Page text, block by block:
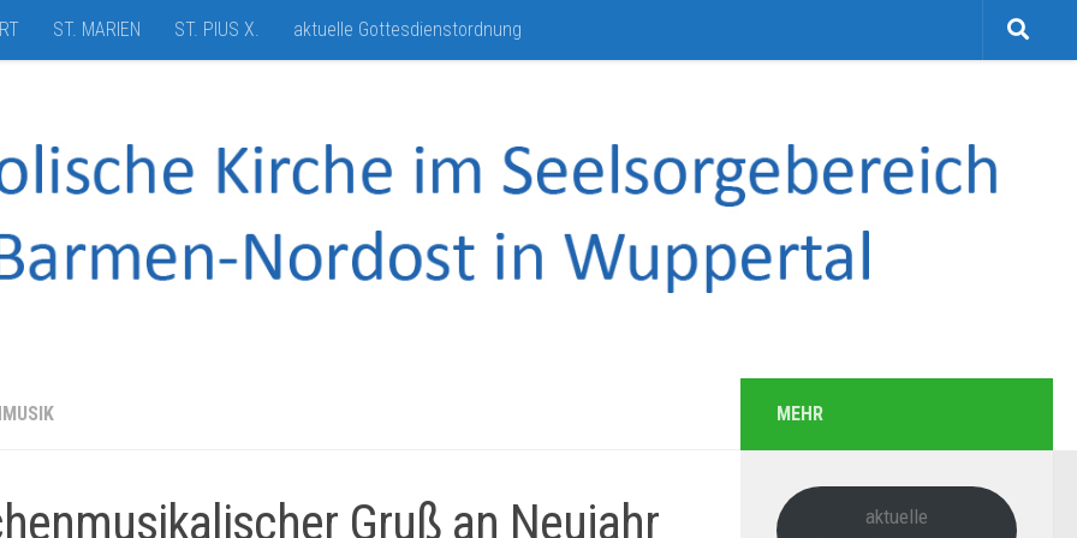
ST. MARIEN ST. PIUS X. aktuelle Gottesdienstordnung
Gruß an Neujahr
MEHR
aktuelle